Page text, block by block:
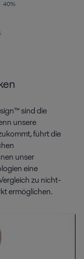
sind die
unsere
führt die
unser
eine
zu nicht-
ermöglichen.